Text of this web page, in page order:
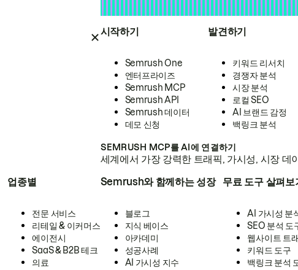
시작하기
Semrush One
엔터프라이즈
Semrush MCP
Semrush API
Semrush 데이터
데모 신청
발견하기
키워드 리서치
경쟁자 분석
시장 분석
로컬 SEO
AI 브랜드 감정
백링크 분석
SEMRUSH MCP를 AI에 연결하기
세계에서 가장 강력한 트래픽, 가시성, 시장
업종별
전문 서비스
리테일 & 이커머스
에이전시
SaaS & B2B 테크
의료
Semrush와 함께하는 성장
블로그
지식 베이스
아카데미
성공사례
AI 가시성 지수
무료 도구 살펴보
AI 가시성 분
SEO 분석 도
웹사이트 트
키워드 도구
백링크 분석